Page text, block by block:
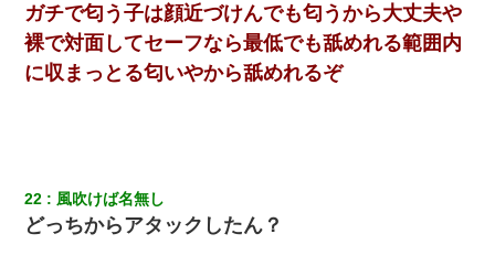
ガチで匂う子は顔近づけんでも匂うから大丈夫や
裸で対面してセーフなら最低でも舐めれる範囲内
に収まっとる匂いやから舐めれるぞ
22 風吹けば名無し
どっちからアタックしたん？